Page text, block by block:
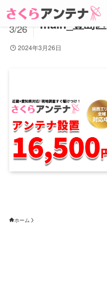
main_豊島区
2024
3/26
2024年3月26日
ホーム